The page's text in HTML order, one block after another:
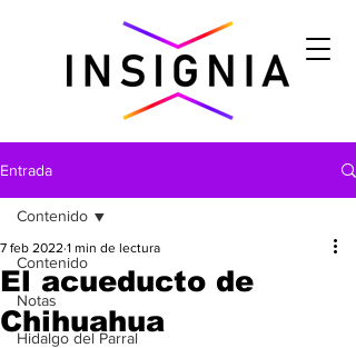
Entrada
Contenido
Notas
Hidalgo del Parral
Contenido
El acueducto de
Chihuahua
7 feb 2022 1 min de lectura